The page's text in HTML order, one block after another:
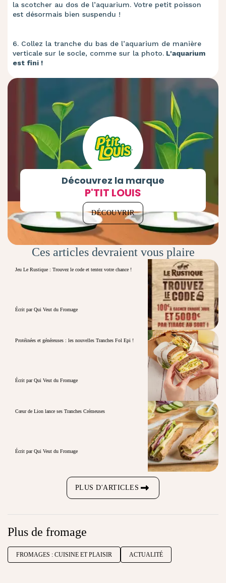
la scotcher au dos de l’aquarium. Votre petit poisson
est désormais bien suspendu !
6. Collez la tranche du bas de l’aquarium de manière
verticale sur le socle, comme sur la photo. L'aquarium
est fini !
Découvrez la marque
P'TIT LOUIS
DÉCOUVRIR
Ces articles devraient vous plaire
Jeu Le Rustique : Trouvez le code et tentez votre chance !
Écrit par Qui Veut du Fromage
Protéinées et généreuses : les nouvelles Tranches Fol Epi !
Écrit par Qui Veut du Fromage
Cœur de Lion lance ses Tranches Crémeuses
Écrit par Qui Veut du Fromage
PLUS D'ARTICLES
Plus de fromage
FROMAGES : CUISINE ET PLAISIR ACTUALITÉ